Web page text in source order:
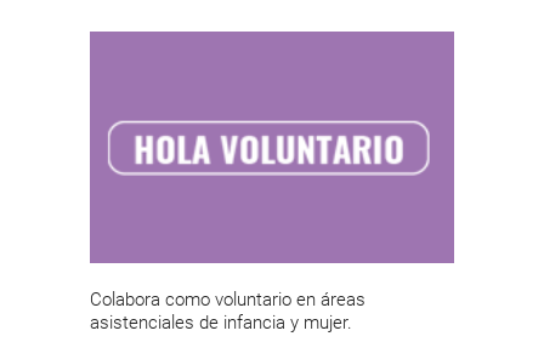
Colabora como voluntario en áreas
asistenciales de infancia y mujer.